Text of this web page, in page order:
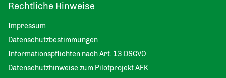
Rechtliche Hinweise
Impressum
Datenschutzbestimmungen
Informationspflichten nach Art. 13 DSGVO
Datenschutzhinweise zum Pilotprojekt AFK